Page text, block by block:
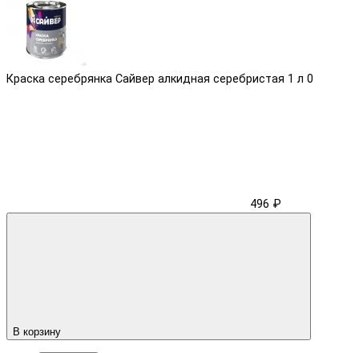
Краска серебрянка Сайвер алкидная серебристая 1 л 0
496 ₽
В корзину